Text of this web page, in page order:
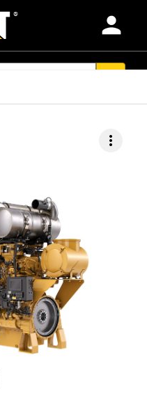
person
more_vert